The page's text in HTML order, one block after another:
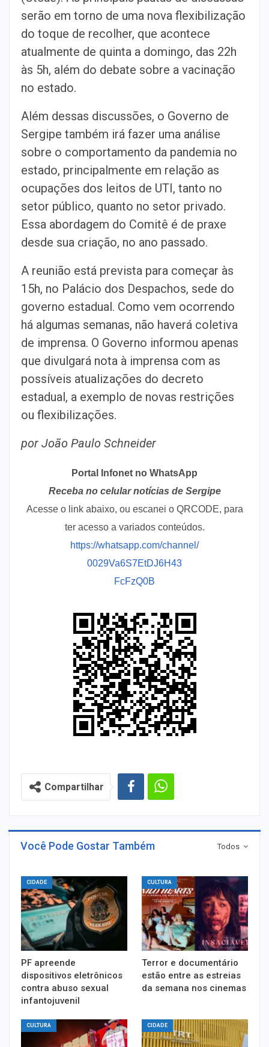
serão em torno de uma nova flexibilização
do toque de recolher, que acontece
atualmente de quinta a domingo, das 22h
às 5h, além do debate sobre a vacinação
no estado.
Além dessas discussões, o Governo de
Sergipe também irá fazer uma análise
sobre o comportamento da pandemia no
estado, principalmente em relação as
ocupações dos leitos de UTI, tanto no
setor público, quanto no setor privado.
Essa abordagem do Comitê é de praxe
desde sua criação, no ano passado.
A reunião está prevista para começar às
15h, no Palácio dos Despachos, sede do
governo estadual. Como vem ocorrendo
há algumas semanas, não haverá coletiva
de imprensa. O Governo informou apenas
que divulgará nota à imprensa com as
possíveis atualizações do decreto
estadual, a exemplo de novas restrições
ou flexibilizações.
por João Paulo Schneider
Portal Infonet no WhatsApp
Receba no celular notícias de Sergipe
Acesse o link abaixo, ou escanei o QRCODE, para
ter acesso a variados conteúdos.
https://whatsapp.com/channel/
0029Va6S7EtDJ6H43
FcFzQ0B
Compartilhar
Todos
Você Pode Gostar Também
CIDADE
PF apreende
dispositivos eletrônicos
contra abuso sexual
infantojuvenil
CULTURA
Terror e documentário
estão entre as estreias
da semana nos cinemas
CULTURA CIDADE